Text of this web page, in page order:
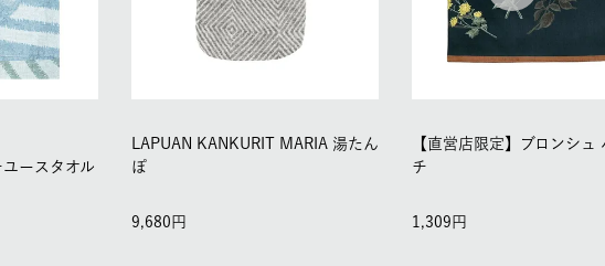
ースタオル
LAPUAN KANKURIT MARIA 湯たん
ぽ
9,680
【直営店限定】ブロンシュ
チ
1,309